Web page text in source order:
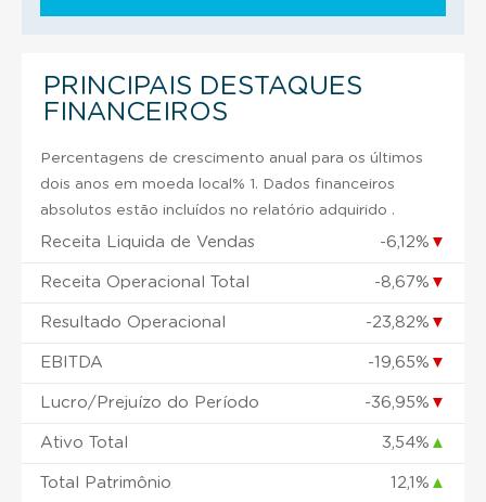
PRINCIPAIS DESTAQUES
FINANCEIROS
Percentagens de crescimento anual para os últimos
dois anos em moeda local% 1. Dados financeiros
absolutos estão incluídos no relatório adquirido .
Receita Liquida de Vendas -6,12% ▼
Receita Operacional Total -8,67% ▼
Resultado Operacional -23,82% ▼
EBITDA -19,65% ▼
Lucro/Prejuízo do Período -36,95% ▼
Ativo Total 3,54% ▲
Total Patrimônio 12,1% ▲